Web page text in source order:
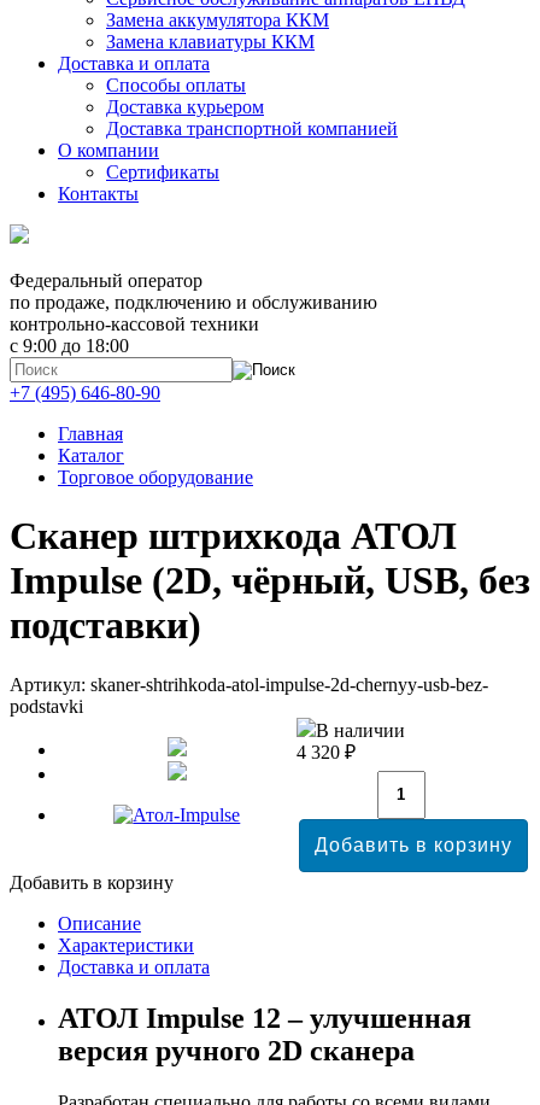
Замена аккумулятора ККМ
Замена клавиатуры ККМ
Доставка и оплата
Способы оплаты
Доставка курьером
Доставка транспортной компанией
О компании
Сертификаты
Контакты
Федеральный оператор
по продаже, подключению и обслуживанию
контрольно-кассовой техники
с 9:00 до 18:00
+7 (495) 646-80-90
Главная
Каталог
Торговое оборудование
Сканер штрихкода АТОЛ
Impulse (2D, чёрный, USB, без
подставки)
Артикул: skaner-shtrihkoda-atol-impulse-2d-chernyy-usb-bez-
podstavki
В наличии
4 320 ₽
Добавить в корзину
Описание
Характеристики
Доставка и оплата
АТОЛ Impulse 12 – улучшенная
версия ручного 2D сканера